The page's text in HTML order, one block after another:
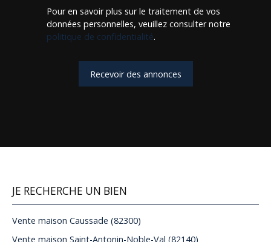
Pour en savoir plus sur le traitement de vos
données personnelles, veuillez consulter notre
politique de confidentialité.
Recevoir des annonces
JE RECHERCHE UN BIEN
Vente maison Caussade (82300)
Vente maison Saint-Antonin-Noble-Val (82140)